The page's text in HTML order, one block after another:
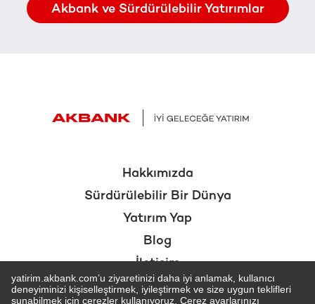
Akbank ve Sürdürülebilir Yatırımlar
Hakkımızda
Sürdürülebilir Bir Dünya
Yatırım Yap
Blog
İletişim